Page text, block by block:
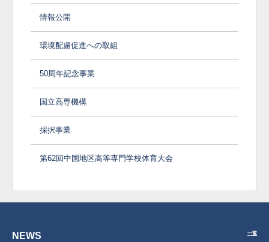
情報公開
環境配慮促進への取組
50周年記念事業
国立高専機構
採択事業
第62回中国地区高等専門学校体育大会
NEWS 一覧